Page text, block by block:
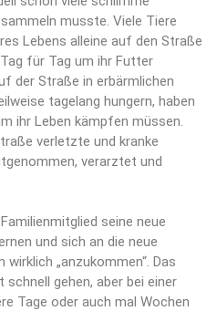
musste. Viele Tiere
Lebens alleine auf den Straße
für Tag um ihr Futter
der Straße in erbärmlichen
tagelang hungern, haben
ihr Leben kämpfen müssen.
verletzte und kranke
verarztet und
seine neue
und sich an die neue
„anzukommen“. Das
gehen, aber bei einer
Tage oder auch mal Wochen